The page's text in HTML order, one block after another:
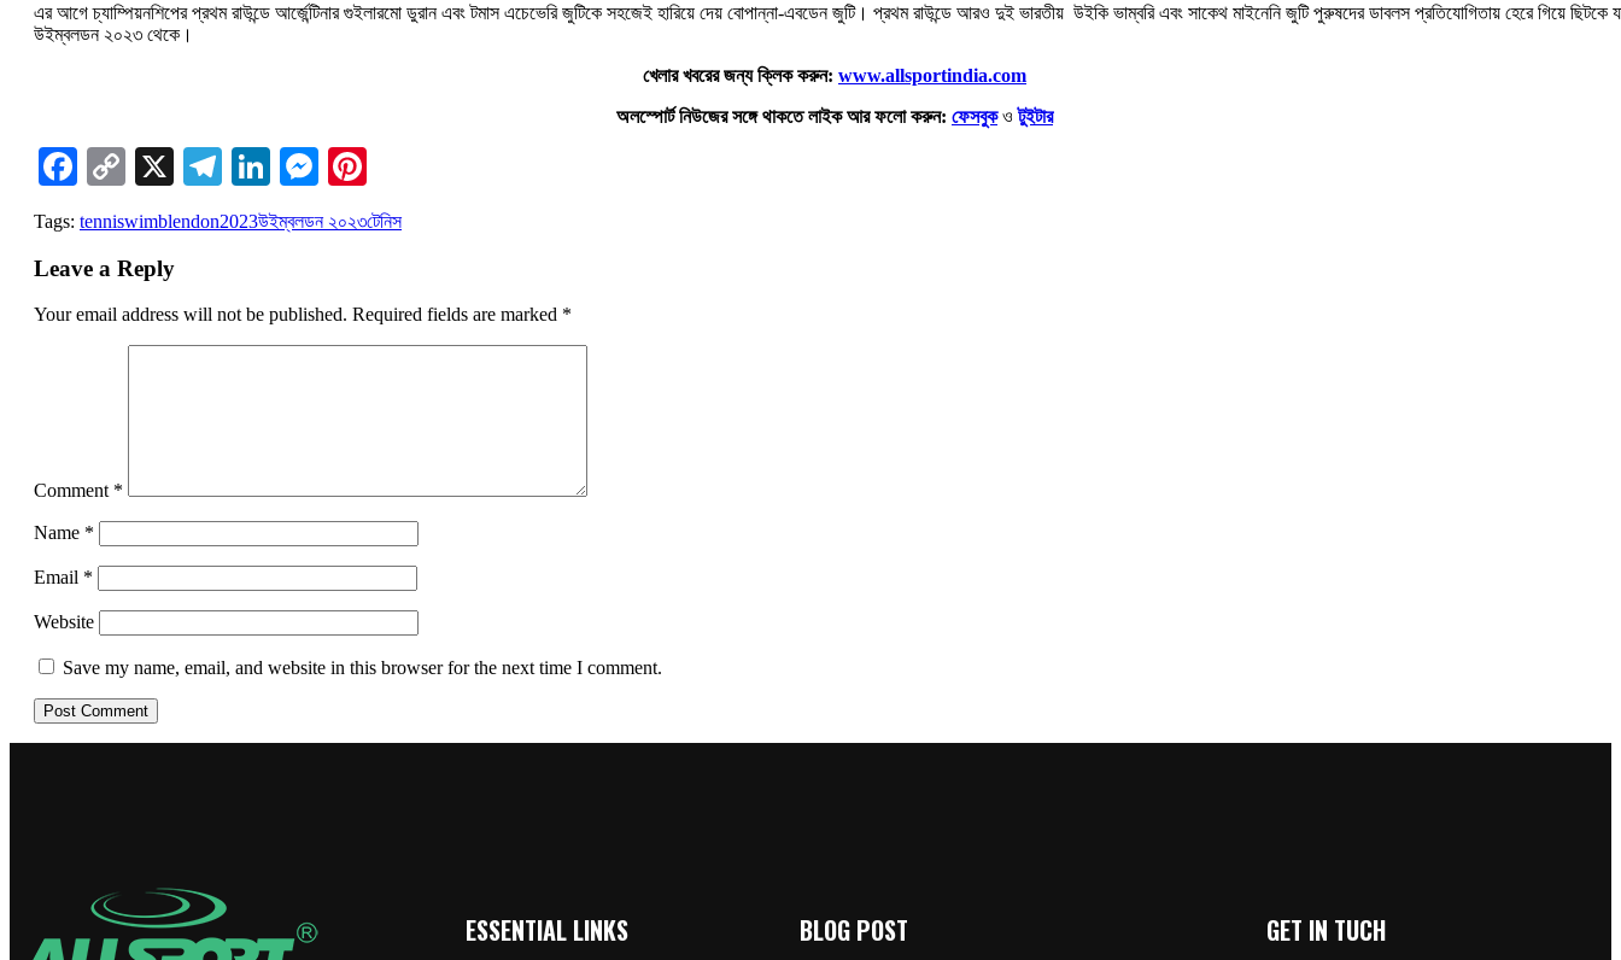
এর আগে চ্যাম্পিয়নশিপের প্রথম রাউন্ডে আর্জেন্টিনার গুইলারমো ডুরান এবং টমাস এচেভেরি জুটিকে সহজেই হারিয়ে দেয় বোপান্না-এবডেন জুটি। প্রথম রাউন্ডে আরও দুই ভারতীয় উইকি ভাম্বরি এবং সাকেথ মাইনেনি জুটি পুরুষদের ডাবলস প্রতিযোগিতায় হেরে গিয়ে ছিটকে
উইম্বলডন ২০২৩ থেকে।
খেলার খবরের জন্য ক্লিক করুন: www.allsportindia.com
অলস্পোর্ট নিউজের সঙ্গে থাকতে লাইক আর ফলো করুন: ফেসবুকওটুইটার
Facebook
Copy
Link
X Telegram
LinkedIn
Messenger
Tags: tenniswimblendon2023উইম্বলডন ২০২৩টেনিস
Leave a Reply
Your email address will not be published. Required fields are marked *
Comment *
Name *
Email *
Website
Save my name, email, and website in this browser for the next time I comment.
ESSENTIAL LINKS BLOG POST GET IN TUCH